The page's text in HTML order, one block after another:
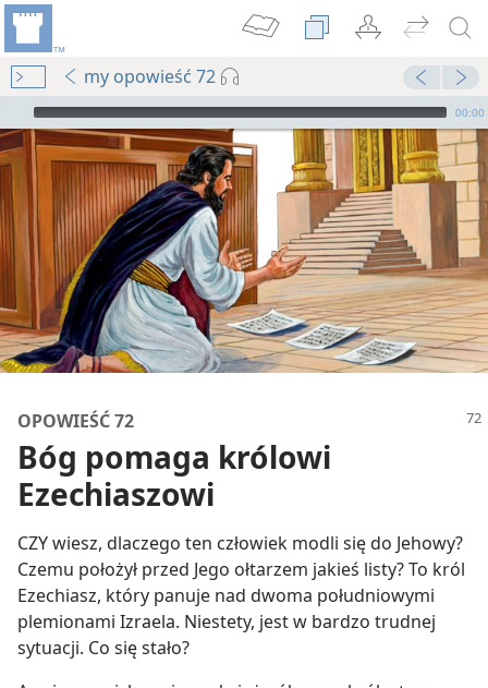
my opowieść 72
Audio Player
00:00
I
wolę
OPOWIEŚĆ 72
Bóg pomaga królowi
Ezechiaszowi
CZY wiesz, dlaczego ten człowiek modli się do Jehowy?
Czemu położył przed Jego ołtarzem jakieś listy? To król
Ezechiasz, który panuje nad dwoma południowymi
plemionami Izraela. Niestety, jest w bardzo trudnej
sytuacji. Co się stało?